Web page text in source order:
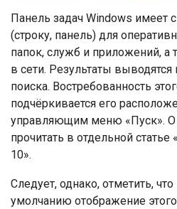
Панель задач Windows имеет
(строку, панель) для
папок, служб и приложений, а
в сети. Результаты
поиска. Востребованность
подчёркивается его
управляющим меню «Пуск».
прочитать в отдельной
10».
Следует, однако, отметить,
умолчанию отображение